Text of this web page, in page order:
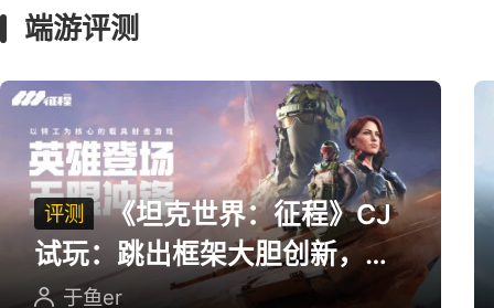
端游评测
评测
《坦克世界：征程》CJ
试玩：跳出框架大胆创新，用
英雄射击重塑坦克对战
于鱼er